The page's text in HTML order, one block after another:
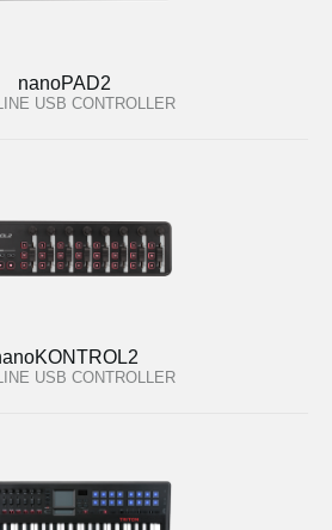
nanoPAD2
USB CONTROLLER
USB CONTROLLER